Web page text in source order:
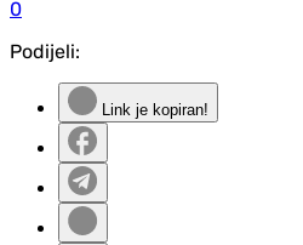
0
Podijeli:
Link je kopiran!